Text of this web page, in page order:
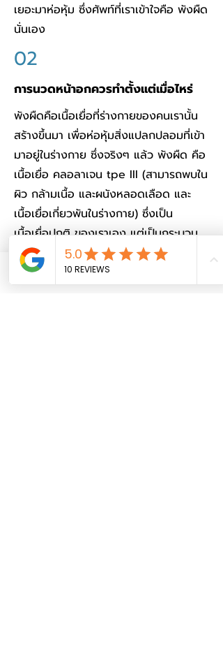
เยอะมาห่อหุ้ม ซึ่งศัพท์ที่เราเข้าใจคือ พังผืด
นั่นเอง
02
การนวดหน้าอกควรทำตั้งแต่เมื่อไหร่
พังผืดคือเนื้อเยื่อที่ร่างกายของคนเรานั้น
สร้างขึ้นมา เพื่อห่อหุ้มสิ่งแปลกปลอมที่เข้า
มาอยู่ในร่างกาย ซึ่งจริงๆ แล้ว พังผืด คือ
เนื้อเยื่อ คลอลาเจน tpe III (สามารถพบใน
ผิว กล้ามเนื้อ และผนังหลอดเลือด และ
เนื้อเยื่อเกี่ยวพันในร่างกาย) ซึ่งเป็น
เนื้อเยื่อปกติ ของเราเอง แต่เป็นกระบวน
การของร่างกาย ที่หากเวลามีสิ่งแปลก
ปลอม เข้าไปในร่างกายจะมีการสร้างเนื้อ